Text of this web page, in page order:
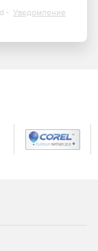
- Уведомление